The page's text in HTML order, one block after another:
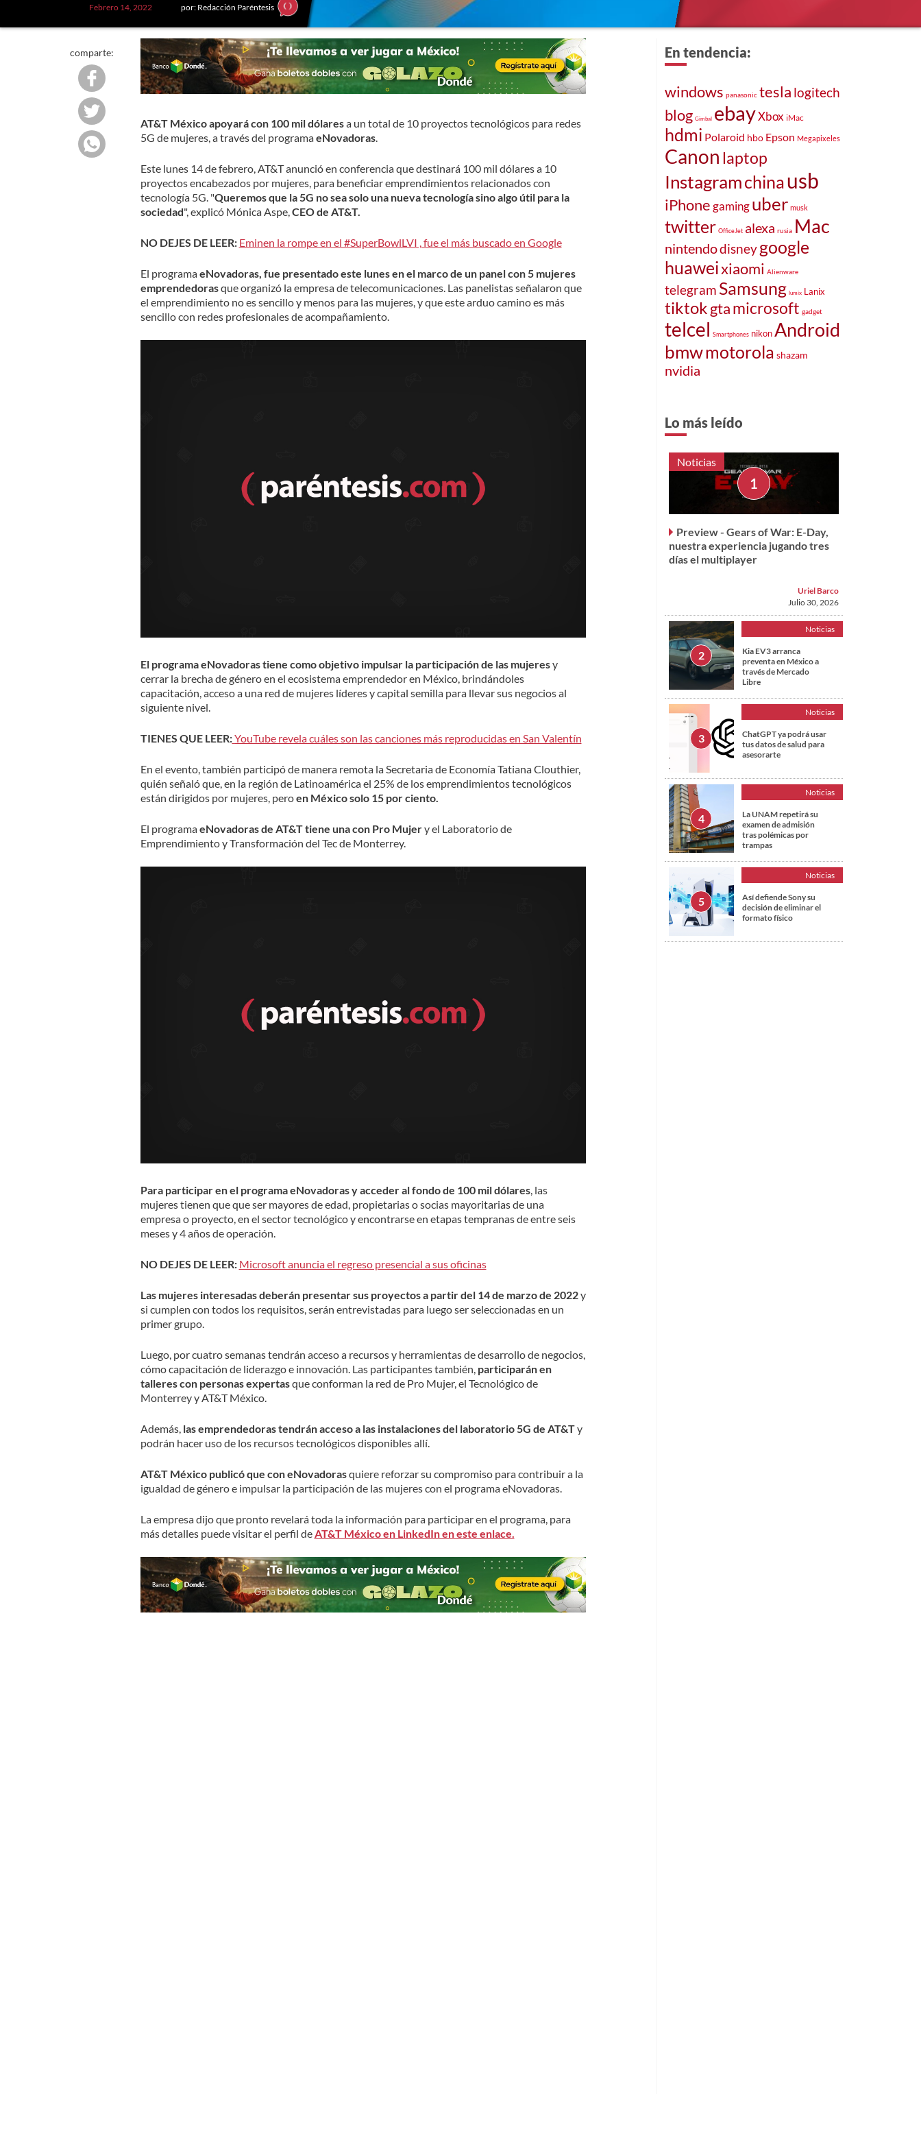
Febrero 14, 2022 por: Redacción Paréntesis
comparte:
AT&T México apoyará con 100 mil dólaresa un total de 10 proyectos tecnológicos para redes
5G de mujeres, a través del programaeNovadoras.
Este lunes 14 de febrero, AT&T anunció en conferencia que destinará 100 mil dólares a 10
proyectos encabezados por mujeres, para beneficiar emprendimientos relacionados con
tecnología 5G. "Queremos que la 5G no sea solo una nueva tecnología sino algo útil para la
sociedad", explicó Mónica Aspe,CEO de AT&T.
NO DEJES DE LEER: Eminen la rompe en el #SuperBowlLVI , fue el más buscado en Google
El programaeNovadoras, fue presentado este lunes en el marco de un panel con 5 mujeres
emprendedorasque organizó la empresa de telecomunicaciones. Las panelistas señalaron que
el emprendimiento no es sencillo y menos para las mujeres, y que este arduo camino es más
sencillo con redes profesionales de acompañamiento.
El programa eNovadoras tiene como objetivo impulsar la participación de las mujeresy
cerrar la brecha de género en el ecosistema emprendedor en México, brindándoles
capacitación, acceso a una red de mujeres líderes y capital semilla para llevar sus negocios al
siguiente nivel.
TIENES QUE LEER:YouTube revela cuáles son las canciones más reproducidas en San Valentín
En el evento, también participó de manera remota la Secretaria de Economía Tatiana Clouthier,
quién señaló que, en la región de Latinoamérica el 25% de los emprendimientos tecnológicos
están dirigidos por mujeres, peroen México solo 15 por ciento.
El programaeNovadoras de AT&T tiene una con Pro Mujery el Laboratorio de
Emprendimiento y Transformación del Tec de Monterrey.
Para participar en el programa eNovadoras y acceder al fondo de 100 mil dólares, las
mujeres tienen que que ser mayores de edad, propietarias o socias mayoritarias de una
empresa o proyecto, en el sector tecnológico y encontrarse en etapas tempranas de entre seis
meses y 4 años de operación.
NO DEJES DE LEER: Microsoft anuncia el regreso presencial a sus oficinas
Las mujeres interesadas deberán presentar sus proyectos a partir del 14 de marzo de 2022y
si cumplen con todos los requisitos, serán entrevistadas para luego ser seleccionadas en un
primer grupo.
Luego, por cuatro semanas tendrán acceso a recursos y herramientas de desarrollo de negocios,
cómo capacitación de liderazgo e innovación. Las participantes también, participarán en
talleres con personas expertasque conforman la red de Pro Mujer, el Tecnológico de
Monterrey y AT&T México.
Además, las emprendedoras tendrán acceso a las instalaciones del laboratorio 5G de AT&Ty
podrán hacer uso de los recursos tecnológicos disponibles allí.
AT&T México publicó que con eNovadorasquiere reforzar su compromiso para contribuir a la
igualdad de género e impulsar la participación de las mujeres con el programa eNovadoras.
La empresa dijo que pronto revelará toda la información para participar en el programa, para
más detalles puede visitar el perfil deAT&T México en LinkedIn en este enlace.
En tendencia:
windows panasonic tesla logitech
blog Gimbal ebayXbox iMac
hdmi Polaroid hbo Epson Megapixeles
Canon laptop
Instagramchinausb
iPhonegaminguber musk
twitter OfficeJet alexa rusia Mac
nintendodisneygoogle
huaweixiaomi Alienware
telegram Samsung lumix Lanix
tiktokgtamicrosoft gadget
telcel Smartphones nikonAndroid
bmwmotorola shazam
nvidia
Lo más leído
Noticias
Preview - Gears of War: E-Day,
nuestra experiencia jugando tres
días el multiplayer
Uriel Barco
Julio 30, 2026
Noticias
Kia EV3 arranca
preventa en México a
través de Mercado
Libre
Noticias
ChatGPT ya podrá usar
tus datos de salud para
asesorarte
Noticias
La UNAM repetirá su
examen de admisión
tras polémicas por
trampas
Noticias
Así defiende Sony su
decisión de eliminar el
formato físico